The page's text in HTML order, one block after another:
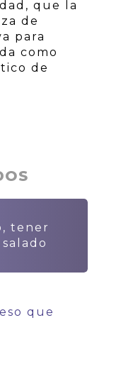
que la
de
para
como
de
tener
que